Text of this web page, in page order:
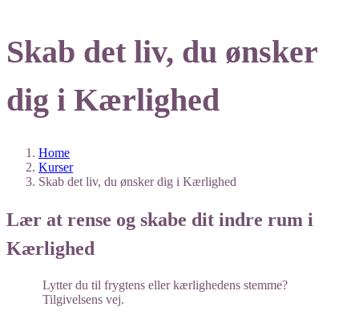
Skab det liv, du ønsker
dig i Kærlighed​
Home
Kurser
Skab det liv, du ønsker dig i Kærlighed​
Lær at rense og skabe dit indre rum i
Kærlighed
Lytter du til frygtens eller kærlighedens stemme?
Tilgivelsens vej.